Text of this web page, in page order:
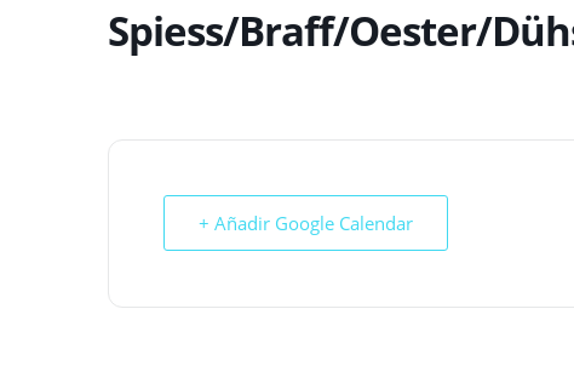
Spiess/Braff/Oester/
+ Añadir Google Calendar